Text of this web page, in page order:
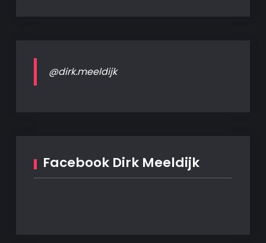
@dirk.meeldijk
Facebook Dirk Meeldijk